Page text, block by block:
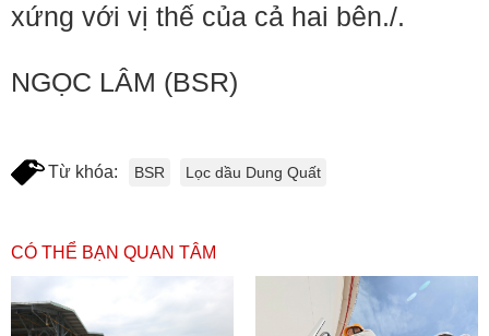
xứng với vị thế của cả hai bên./.
NGỌC LÂM (BSR)
Từ khóa: BSR Lọc dầu Dung Quất
CÓ THỂ BẠN QUAN TÂM